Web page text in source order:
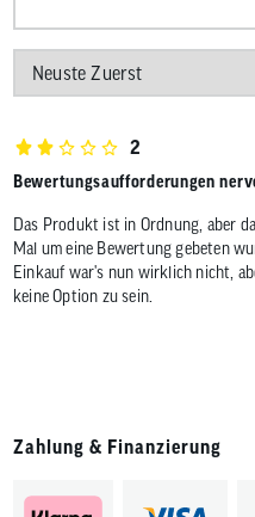
2
Bewertungsaufforderungen
Das Produkt ist in Ordnung, aber
Mal um eine Bewertung gebeten
Einkauf war's nun wirklich nicht,
keine Option zu sein.
Zahlung & Finanzierung